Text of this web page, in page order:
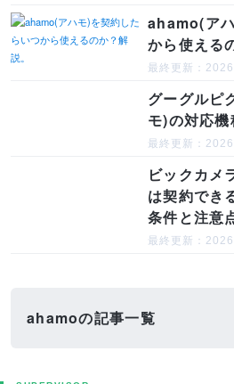
ahamo(ア
から使える
最終更新：
グーグルピ
モ)の対応
最終更新：
ビックカメ
は契約でき
条件と注意
最終更新：
ahamoの記事一覧